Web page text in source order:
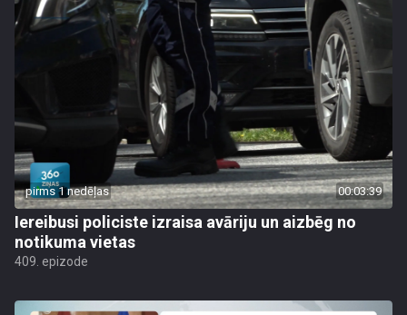
pirms 1 nedēļas 00:03:39
Iereibusi policiste izraisa avāriju un aizbēg no
notikuma vietas
409. epizode